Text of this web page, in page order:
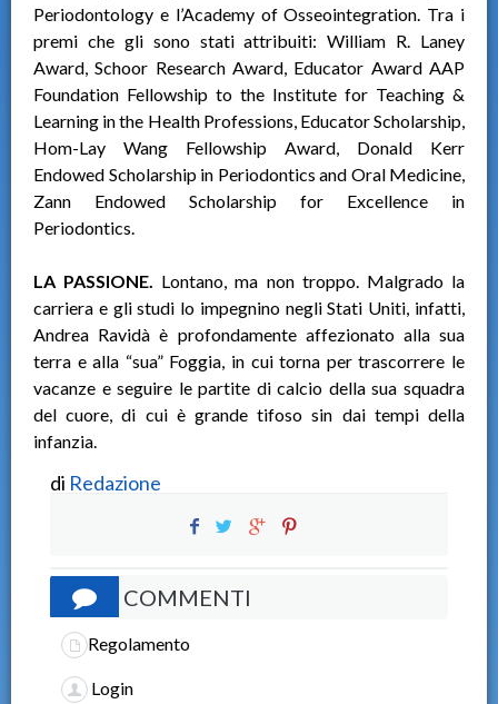
Periodontology e l’Academy of Osseointegration. Tra i
premi che gli sono stati attribuiti: William R. Laney
Award, Schoor Research Award, Educator Award AAP
Foundation Fellowship to the Institute for Teaching &
Learning in the Health Professions, Educator Scholarship,
Hom-Lay Wang Fellowship Award, Donald Kerr
Endowed Scholarship in Periodontics and Oral Medicine,
Zann Endowed Scholarship for Excellence in
Periodontics.
LA PASSIONE. Lontano, ma non troppo. Malgrado la
carriera e gli studi lo impegnino negli Stati Uniti, infatti,
Andrea Ravidà è profondamente affezionato alla sua
terra e alla “sua” Foggia, in cui torna per trascorrere le
vacanze e seguire le partite di calcio della sua squadra
del cuore, di cui è grande tifoso sin dai tempi della
infanzia.
di Redazione
COMMENTI
Regolamento
Login